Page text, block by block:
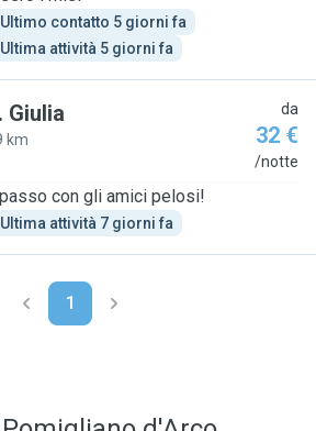
Ultimo contatto 5 giorni fa
Ultima attività 5 giorni fa
Giulia
km
da
32 €
/notte
con gli amici pelosi!
Ultima attività 7 giorni fa
1